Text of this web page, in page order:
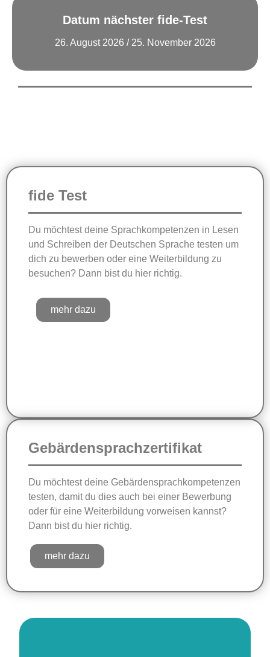
Datum nächster fide-Test
26. August 2026 / 25. November 2026
fide Test
Du möchtest deine Sprachkompetenzen in Lesen
und Schreiben der Deutschen Sprache testen um
dich zu bewerben oder eine Weiterbildung zu
besuchen? Dann bist du hier richtig.
mehr dazu
Gebärdensprachzertifikat
Du möchtest deine Gebärdensprachkompetenzen
testen, damit du dies auch bei einer Bewerbung
oder für eine Weiterbildung vorweisen kannst?
Dann bist du hier richtig.
mehr dazu